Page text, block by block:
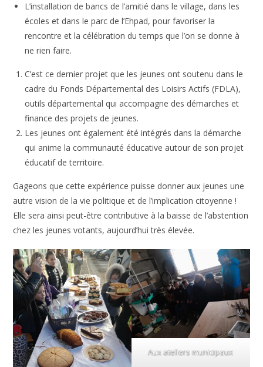
L’installation de bancs de l’amitié dans le village, dans les
écoles et dans le parc de l’Ehpad, pour favoriser la
rencontre et la célébration du temps que l’on se donne à
ne rien faire.
C’est ce dernier projet que les jeunes ont soutenu dans le
cadre du Fonds Départemental des Loisirs Actifs (FDLA),
outils départemental qui accompagne des démarches et
finance des projets de jeunes.
Les jeunes ont également été intégrés dans la démarche
qui anime la communauté éducative autour de son projet
éducatif de territoire.
Gageons que cette expérience puisse donner aux jeunes une
autre vision de la vie politique et de l’implication citoyenne !
Elle sera ainsi peut-être contributive à la baisse de l’abstention
chez les jeunes votants, aujourd’hui très élevée.
Aux ateliers municipaux